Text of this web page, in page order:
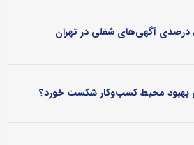
بهبود محیط کسب‌وکار شکست خورد؟